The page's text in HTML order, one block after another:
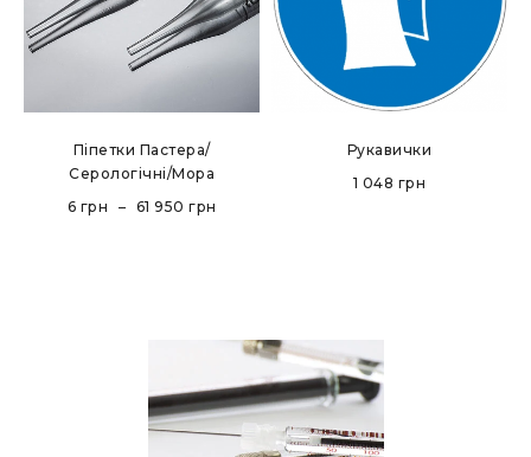
Піпетки Пастера/
Серологічні/Мора
6 грн – 61 950 грн
Рукавички
1 048 грн